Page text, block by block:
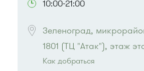
10:00-21:00
Зеленоград,
1801 (ТЦ "Атак"), этаж
Как добраться